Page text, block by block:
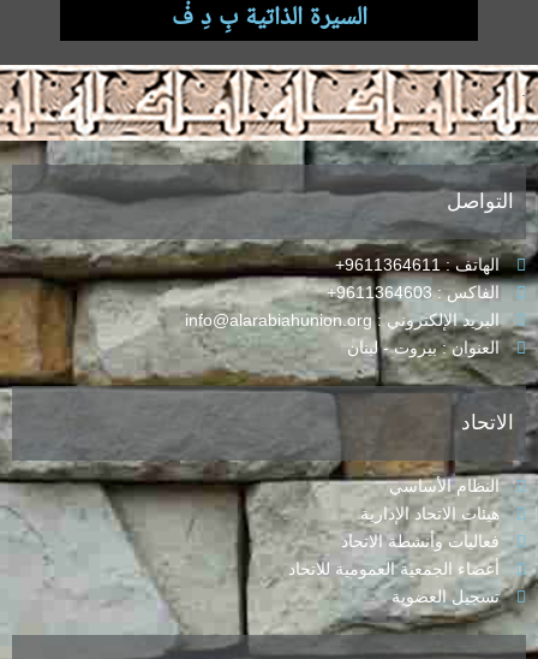
السيرة الذاتية بِ دِ فْ
.
التواصل
الهاتف : 9611364611+
الفاكس : 9611364603+
البريد الإلكتروني : info@alarabiahunion.org
العنوان : بيروت - لبنان
الاتحاد
النظام الأساسي
هيئات الاتحاد الإدارية
فعاليات وأنشطة الاتحاد
أعضاء الجمعية العمومية للاتحاد
تسجيل العضوية